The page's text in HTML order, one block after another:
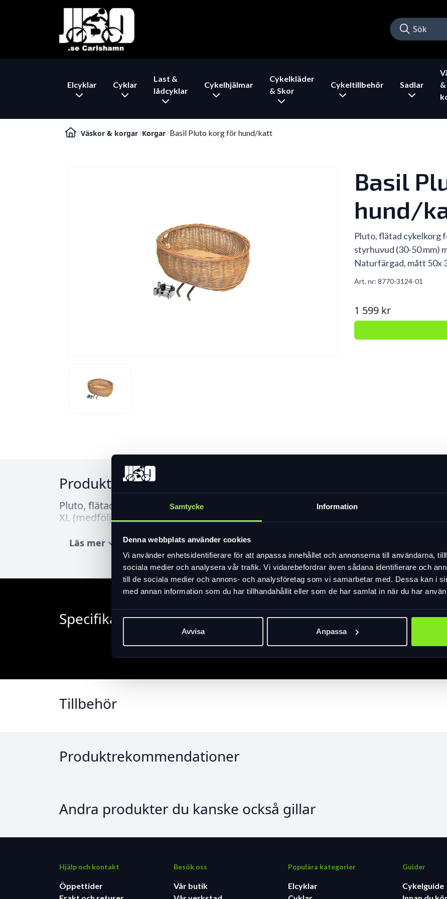
Samtycke Information
Denna webbplats använder cookies
Vi använder enhetsidentifierare för att anpassa innehållet och annonserna till användarna,
sociala medier och analysera vår trafik. Vi vidarebefordrar även sådana identifierare och
till de sociala medier och annons- och analysföretag som vi samarbetar med. Dessa kan i
med annan information som du har tillhandahållit eller som de har samlat in när du har
Avvisa Anpassa
Elcyklar Cyklar
Last &
lådcyklar
Cykelhjälmar
Cykelkläder
& Skor
Cykeltillbehör Sadlar
&
Väskor & korgar Korgar Basil Pluto korg för hund/katt
Basil
hund/
Pluto, flätad cykelkorg
styrhuvud (30-50 mm)
Naturfärgad, mått 50x
Art. nr: 8770-3124-01
1 599 kr
Produktinformation
Pluto, flätad cykelkorg för t.ex hund, oval, avtagbar. För montering på styrhuvud
XL (medföljer). Naturfärgad, mått 50x 37x20 cm. Galler (8770-3125-01) ingår ej.
Läs mer expand_more
Specifikation
Tillbehör
Produktrekommendationer
Andra produkter du kanske också gillar
Hjälp och kontakt
Öppettider
Besök oss
Vår butik
Populära kategorier
Elcyklar
Guider
Cykelguide